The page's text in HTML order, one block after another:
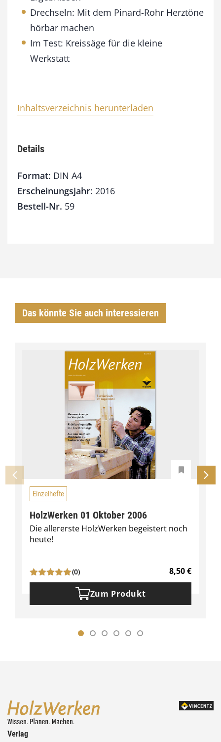
Drechseln: Mit dem Pinard-Rohr Herztöne
hörbar machen
Im Test: Kreissäge für die kleine
Werkstatt
Inhaltsverzeichnis herunterladen
Details
Format: DIN A4
Erscheinungsjahr: 2016
Bestell-Nr. 59
Das könnte Sie auch interessieren
Einzelhefte
HolzWerken 01 Oktober 2006
Die allererste HolzWerken begeistert noch
heute!
(0) 8,50€
Zum Produkt
Verlag